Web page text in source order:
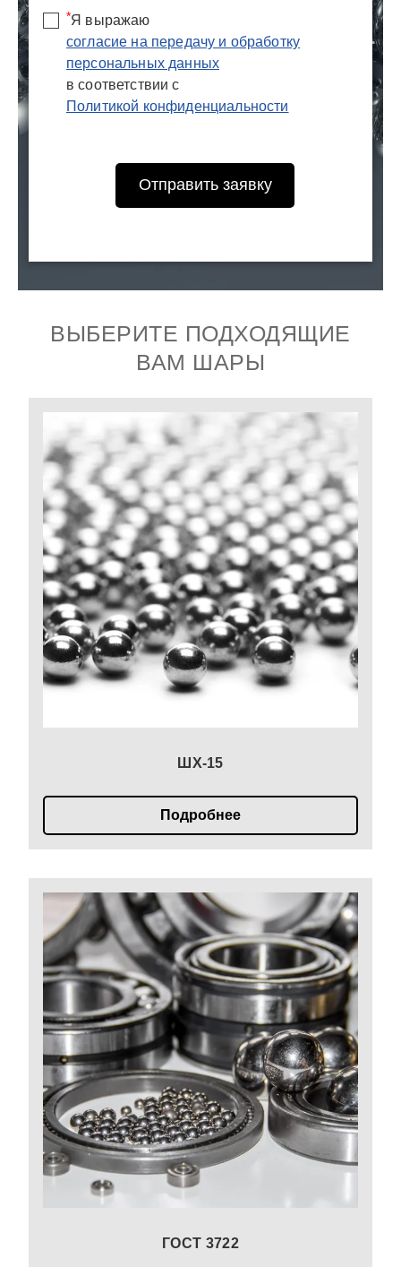
*Я выражаю
согласие на передачу и обработку
персональных данных
в соответствии с
Политикой конфиденциальности
Отправить заявку
ВЫБЕРИТЕ ПОДХОДЯЩИЕ
ВАМ ШАРЫ
ШХ-15
Подробнее
ГОСТ 3722